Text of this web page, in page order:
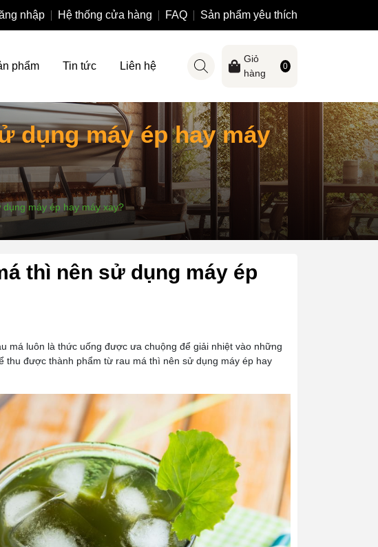
nhập Hệ thống cửa hàng FAQ Sản phẩm yêu thích
phẩm Tin tức Liên hệ
Giỏ
hàng
0
dụng máy ép hay máy
máy ép hay máy xay?
thì nên sử dụng máy ép
má luôn là thức uống được ưa chuộng để giải nhiệt vào những
được thành phẩm từ rau má thì nên sử dụng máy ép hay